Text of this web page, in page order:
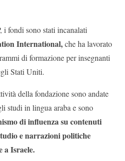
fondi sono stati incanalati
International,che ha lavorato
di formazione per insegnanti
Stati Uniti.
della fondazione sono andate
studi in lingua araba e sono
di influenza su contenuti
e narrazioni politiche
a Israele.